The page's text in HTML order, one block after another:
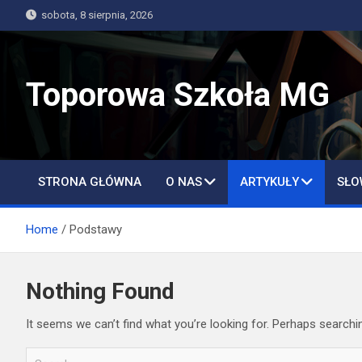
to
sobota, 8 sierpnia, 2026
Toporowa Szkoła MG
STRONA GŁÓWNA O NAS ARTYKUŁY
Home Podstawy
Nothing Found
It seems we can’t find what you’re looking for. Perhaps